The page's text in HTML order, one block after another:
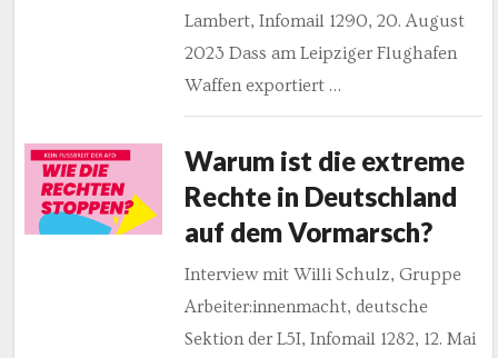
Lambert, Infomail 1290, 20. August
2023 Dass am Leipziger Flughafen
Waffen exportiert …
Warum ist die extreme
Rechte in Deutschland
auf dem Vormarsch?
Interview mit Willi Schulz, Gruppe
Arbeiter:innenmacht, deutsche
Sektion der L5I, Infomail 1282, 12. Mai